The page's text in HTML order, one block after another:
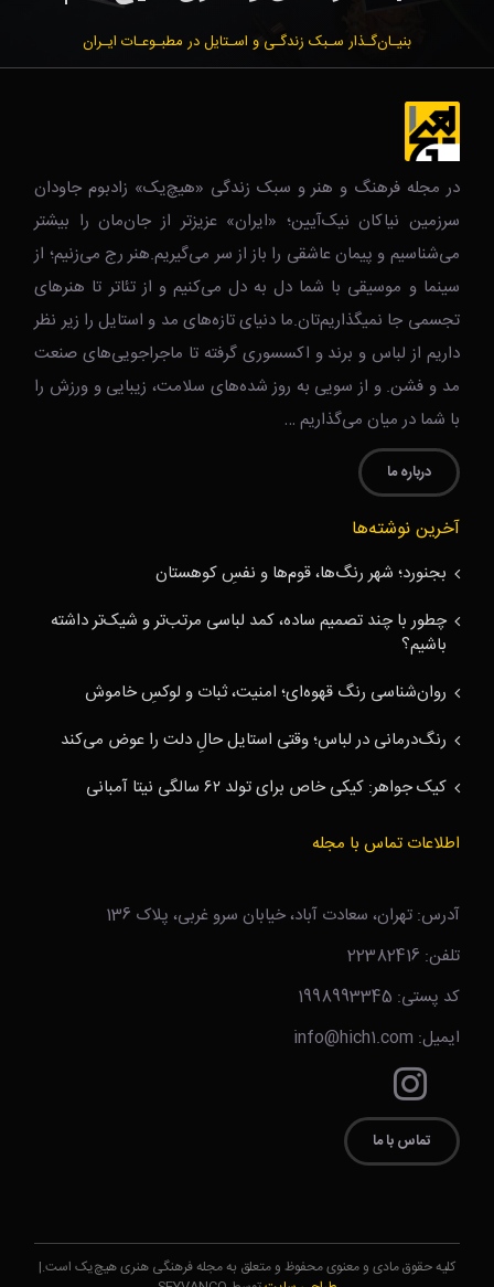
بنیـان‌گـذار سـبک زندگـی و اسـتایل در مطبـوعـات ایـران
در مجله فرهنگ و هنر و سبک زندگی‌ «هیچ‌یک» زادبوم جاودان
سرزمین نیاکان نیک‌‌‌آیین؛ «ایران» عزیزتر از جان‌مان را بیشتر
می‌شناسیم و پیمان عاشقی را باز از سر می‌گیریم.هنر رج می‌زنیم؛ از
سینما و موسیقی با شما دل به دل می‌کنیم و از تئاتر تا هنرهای
تجسمی جا نمیگذاریم‌تان.ما دنیای تازه‌های مد و استایل را زیر نظر
داریم از لباس و برند و اکسسوری گرفته تا ماجراجویی‌های صنعت
مد و فشن. و از سویی به روز شده‌های سلامت، زیبایی و ورزش را
با شما در میان می‌گذاریم …
درباره ما
آخرین نوشته‌ها
بجنورد؛ شهر رنگ‌ها، قوم‌ها و نفسِ کوهستان
چطور با چند تصمیم ساده، کمد لباسی مرتب‌تر و شیک‌تر داشته
باشیم؟
روان‌شناسی رنگ قهوه‌ای؛ امنیت، ثبات و لوکسِ خاموش
رنگ‌درمانی در لباس؛ وقتی استایل حالِ دلت را عوض می‌کند
کیک جواهر: کیکی خاص برای تولد ۶۲ سالگی نیتا آمبانی
اطلاعات تماس با مجله
آدرس: تهران، سعادت آباد، خیابان سرو غربی، پلاک 136
تلفن: 22382416
کد پستی: 1998993345
ایمیل: info@hich1.com
تماس با ما
کلیه حقوق مادی و معنوی محفوظ و متعلق به مجله فرهنگی هنری هیچ‌یک است.|